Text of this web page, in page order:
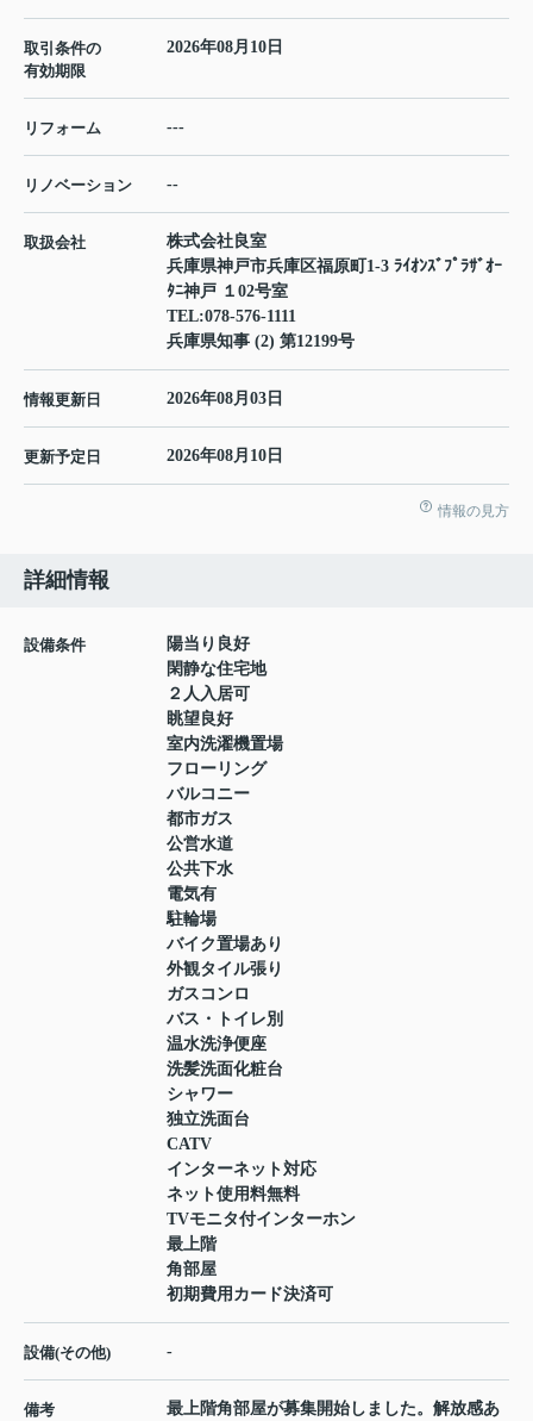
取引条件の
有効期限
2026年08月10日
リフォーム ---
リノベーション --
取扱会社
株式会社良室
兵庫県神戸市兵庫区福原町1-3 ﾗｲｵﾝｽﾞﾌﾟﾗｻﾞｵｰ
ﾀﾆ神戸 １02号室
TEL:078-576-1111
兵庫県知事 (2) 第12199号
情報更新日 2026年08月03日
更新予定日 2026年08月10日
情報の見方
詳細情報
設備条件
陽当り良好
閑静な住宅地
２人入居可
眺望良好
室内洗濯機置場
フローリング
バルコニー
都市ガス
公営水道
公共下水
電気有
駐輪場
バイク置場あり
外観タイル張り
ガスコンロ
バス・トイレ別
温水洗浄便座
洗髪洗面化粧台
シャワー
独立洗面台
CATV
インターネット対応
ネット使用料無料
TVモニタ付インターホン
最上階
角部屋
初期費用カード決済可
設備(その他) -
備考
最上階角部屋が募集開始しました。解放感あ